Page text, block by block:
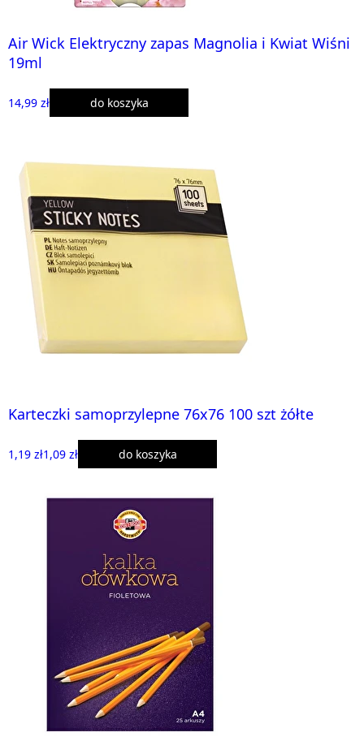
Air Wick Elektryczny zapas Magnolia i Kwiat Wiśni
19ml
14,99 zł do koszyka
Karteczki samoprzylepne 76x76 100 szt żółte
1,19 zł1,09 zł do koszyka